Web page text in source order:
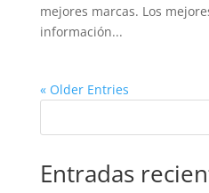
mejores marcas. Los
información...
« Older Entries
Entradas